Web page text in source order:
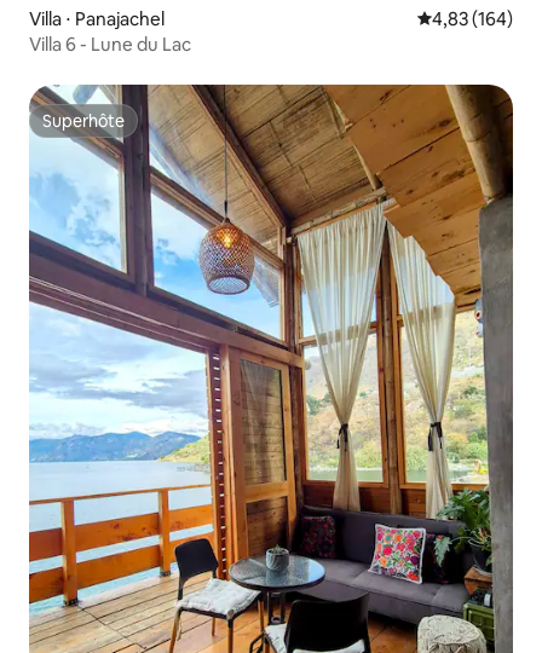
Villa ⋅ Panajachel Évaluation
4,83 (164)
Villa 6 - Lune du Lac
Superhôte
Superhôte